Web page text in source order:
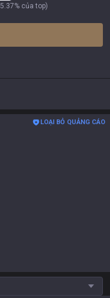
của top)
LOẠI BỎ QUẢNG CÁO